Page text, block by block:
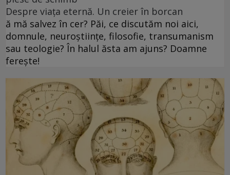
Despre viața eternă. Un creier în borcan
ă mă salvez în cer? Păi, ce discutăm noi aici,
domnule, neuroștiințe, filosofie, transumanism
sau teologie? În halul ăsta am ajuns? Doamne
ferește!